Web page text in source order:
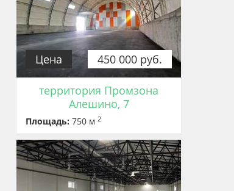
450 000 руб.
Цена
территория Промзона
Алешино, 7
Площадь: 750 м 2